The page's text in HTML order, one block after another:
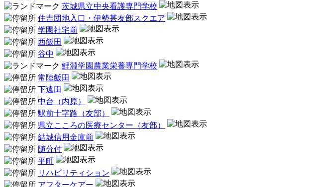
茨城県立中央看護専門学校
住吉団地入口・伊勢甚友部スクエア
学園社宅前
西飯田
谷中
鯉淵学園農業栄養専門学校
常陸飯田
下遠田
中台（内原）
駅前十字路（友部）
県立こころの医療センター（友部）
結城信用金庫前
随分付
平町
リハビリティション
アフターケアー